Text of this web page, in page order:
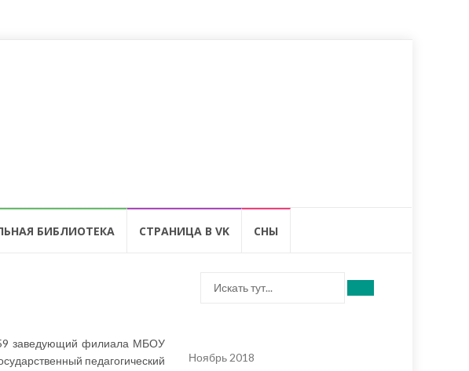
БИБЛИОТЕКА СТРАНИЦА В VK СНЫ
заведующий филиала МБОУ
педагогический
Ноябрь 2018